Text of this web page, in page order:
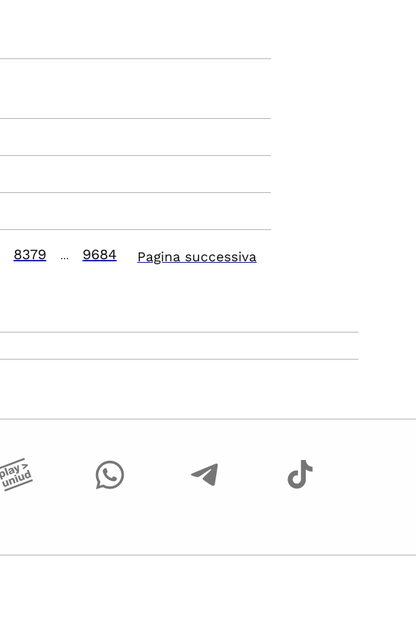
8379 9684 Pagina successiva